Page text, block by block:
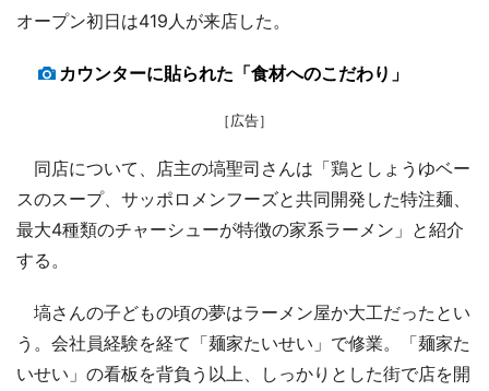
オープン初日は419人が来店した。
カウンターに貼られた「食材へのこだわり」
［広告］
同店について、店主の塙聖司さんは「鶏としょうゆベー
スのスープ、サッポロメンフーズと共同開発した特注麺、
最大4種類のチャーシューが特徴の家系ラーメン」と紹介
する。
塙さんの子どもの頃の夢はラーメン屋か大工だったとい
う。会社員経験を経て「麺家たいせい」で修業。「麺家た
いせい」の看板を背負う以上、しっかりとした街で店を開